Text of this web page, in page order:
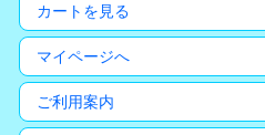
カートを見る
マイページへ
ご利用案内